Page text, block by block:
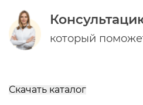
который
Скачать каталог